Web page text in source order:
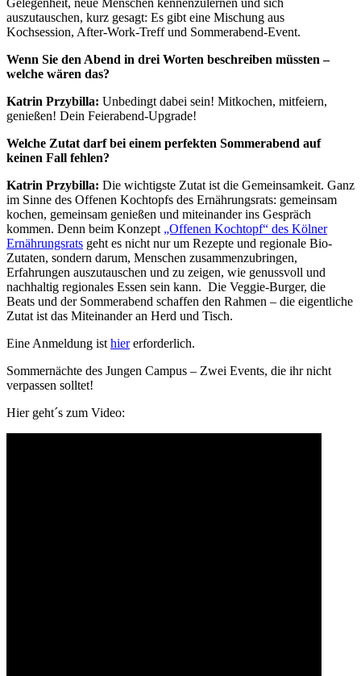
auszutauschen, kurz gesagt: Es gibt eine Mischung aus
Kochsession, After-Work-Treff und Sommerabend-Event.
Wenn Sie den Abend in drei Worten beschreiben müssten –
welche wären das?
Katrin Przybilla: Unbedingt dabei sein! Mitkochen, mitfeiern,
genießen! Dein Feierabend-Upgrade!
Welche Zutat darf bei einem perfekten Sommerabend auf
keinen Fall fehlen?
Katrin Przybilla: Die wichtigste Zutat ist die Gemeinsamkeit. Ganz
im Sinne des Offenen Kochtopfs des Ernährungsrats: gemeinsam
kochen, gemeinsam genießen und miteinander ins Gespräch
kommen. Denn beim Konzept „Offenen Kochtopf“ des Kölner
Ernährungsrats geht es nicht nur um Rezepte und regionale Bio-
Zutaten, sondern darum, Menschen zusammenzubringen,
Erfahrungen auszutauschen und zu zeigen, wie genussvoll und
nachhaltig regionales Essen sein kann. Die Veggie-Burger, die
Beats und der Sommerabend schaffen den Rahmen – die eigentliche
Zutat ist das Miteinander an Herd und Tisch.
Eine Anmeldung ist hiererforderlich.
Sommernächte des Jungen Campus – Zwei Events, die ihr nicht
verpassen solltet!
Hier geht´s zum Video: